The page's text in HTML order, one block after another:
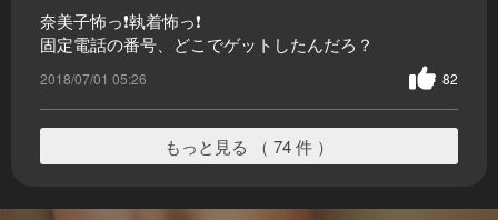
奈美子怖っ❗執着怖っ❗
固定電話の番号、どこでゲットしたんだろ？
2018/07/01 05:26 82
もっと見る （ 74 件 ）